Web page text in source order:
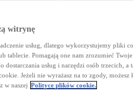
witrynę
usług, dlatego wykorzystujemy pliki
tablecie. Pomagają one nam zrozumieć
usług i narzędzi osób trzecich, a
Jeżeli nie wyrażasz na to zgody, możesz
w naszej Polityce plików cookie.